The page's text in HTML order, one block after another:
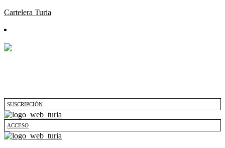
Cartelera Turia
SUSCRIPCIÓN
ACCESO